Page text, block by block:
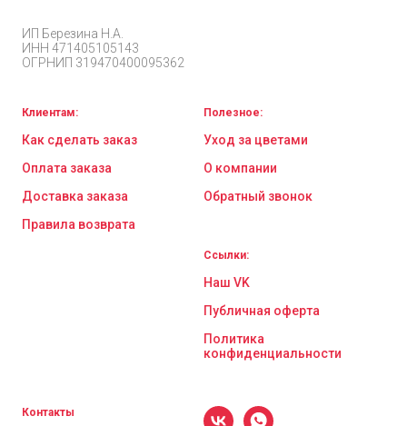
ИП Березина Н.А.
ИНН 471405105143
ОГРНИП 319470400095362
Клиентам:
Как сделать заказ
Оплата заказа
Доставка заказа
Правила возврата
Полезное:
Уход за цветами
О компании
Обратный звонок
Ссылки:
Наш VK
Публичная оферта
Политика
конфиденциальности
Контакты